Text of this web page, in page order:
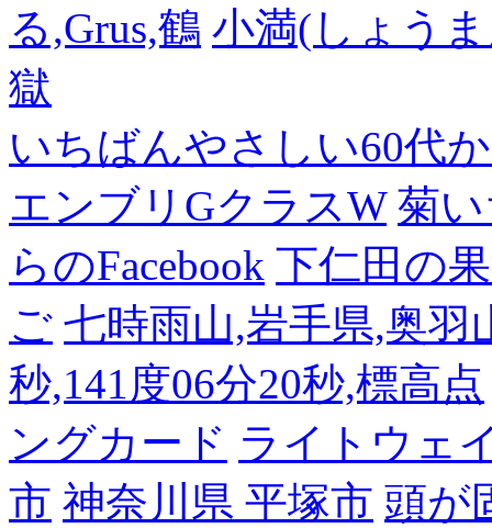
る,Grus,鶴 小満(しょう
獄
いちばんやさしい60代
エンブリGクラスW 菊
らのFacebook 下仁田の
ご 七時雨山,岩手県,奥羽
秒,141度06分20秒,標高点
ングカード ライトウェ
市 神奈川県 平塚市 頭が